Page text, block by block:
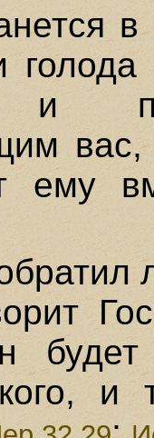
и
вас,
ему
и